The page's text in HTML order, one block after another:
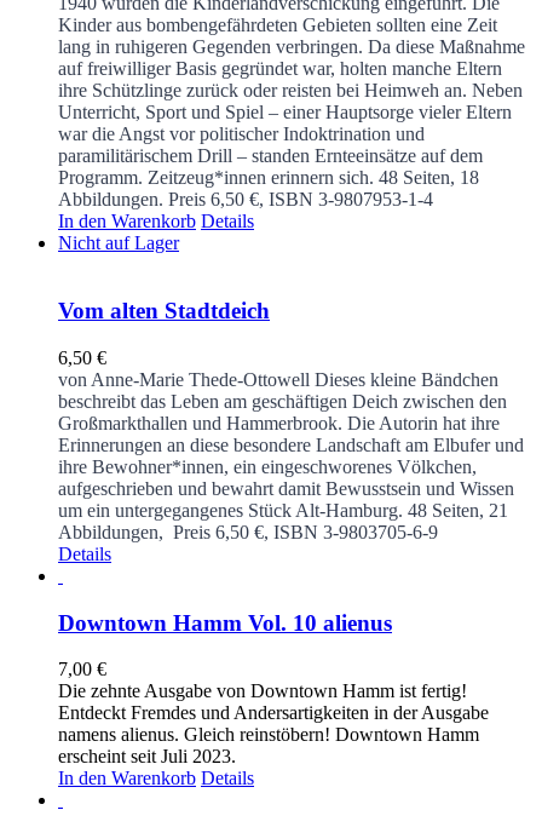
Kinder aus bombengefährdeten Gebieten sollten eine Zeit
lang in ruhigeren Gegenden verbringen. Da diese Maßnahme
auf freiwilliger Basis gegründet war, holten manche Eltern
ihre Schützlinge zurück oder reisten bei Heimweh an. Neben
Unterricht, Sport und Spiel – einer Hauptsorge vieler Eltern
war die Angst vor politischer Indoktrination und
paramilitärischem Drill – standen Ernteeinsätze auf dem
Programm. Zeitzeug*innen erinnern sich. 48 Seiten, 18
Abbildungen. Preis 6,50 €, ISBN 3-9807953-1-4
In den Warenkorb Details
Nicht auf Lager
Vom alten Stadtdeich
6,50 €
von Anne-Marie Thede-Ottowell Dieses kleine Bändchen
beschreibt das Leben am geschäftigen Deich zwischen den
Großmarkthallen und Hammerbrook. Die Autorin hat ihre
Erinnerungen an diese besondere Landschaft am Elbufer und
ihre Bewohner*innen, ein eingeschworenes Völkchen,
aufgeschrieben und bewahrt damit Bewusstsein und Wissen
um ein untergegangenes Stück Alt-Hamburg. 48 Seiten, 21
Abbildungen, Preis 6,50 €, ISBN 3-9803705-6-9
Details
Downtown Hamm Vol. 10 alienus
7,00 €
Die zehnte Ausgabe von Downtown Hamm ist fertig!
Entdeckt Fremdes und Andersartigkeiten in der Ausgabe
namens alienus. Gleich reinstöbern! Downtown Hamm
erscheint seit Juli 2023.
In den Warenkorb Details